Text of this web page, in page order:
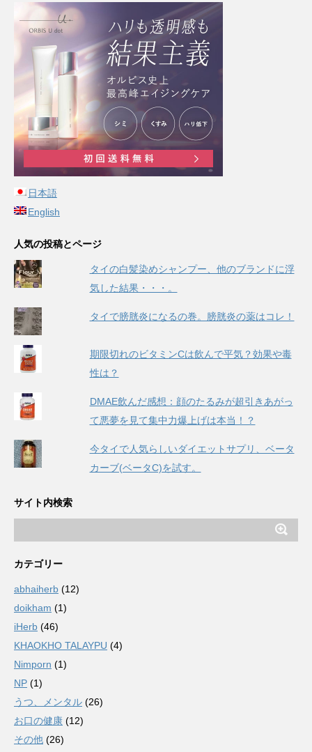
日本語
English
人気の投稿とページ
タイの白髪染めシャンプー、他のブランドに浮
気した結果・・・。
タイで膀胱炎になるの巻。膀胱炎の薬はコレ！
期限切れのビタミンCは飲んで平気？効果や毒
性は？
DMAE飲んだ感想：顔のたるみが超引きあがっ
て悪夢を見て集中力爆上げは本当！？
今タイで人気らしいダイエットサプリ、ベータ
カーブ(ベータC)を試す。
サイト内検索
カテゴリー
abhaiherb (12)
doikham (1)
iHerb (46)
KHAOKHO TALAYPU (4)
Nimporn (1)
NP (1)
うつ、メンタル (26)
お口の健康 (12)
その他 (26)